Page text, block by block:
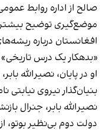
صالح از اداره روابط
موضع‌گیری توضیح
افغانستان درباره
«بدهکار یک درس
او در پایان، نصیرالله
بنیان‌گذار نیروی نیابتی
نصیرالله بابر، جنرال